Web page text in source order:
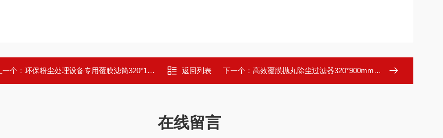
一个： 环保粉尘处理设备专用覆膜滤筒320*1000mm 返回列表 下一个： 高效覆膜抛丸除尘过滤器320*900mm折叠式
在线留言